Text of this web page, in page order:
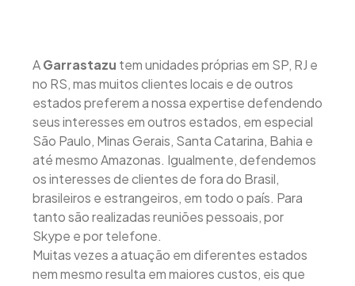
AGarrastazu tem unidades próprias em SP, RJ e
no RS, mas muitos clientes locais e de outros
estados preferem a nossa expertise defendendo
seus interesses em outros estados, em especial
São Paulo, Minas Gerais, Santa Catarina, Bahia e
até mesmo Amazonas. Igualmente, defendemos
os interesses de clientes de fora do Brasil,
brasileiros e estrangeiros, em todo o país. Para
tanto são realizadas reuniões pessoais, por
Skype e por telefone.
Muitas vezes a atuação em diferentes estados
nem mesmo resulta em maiores custos, eis que